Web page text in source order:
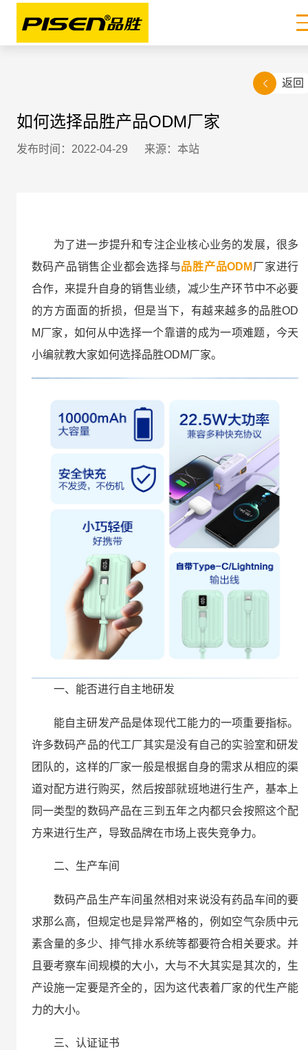
如何选择品胜产品ODM厂家
发布时间：2022-04-29 来源：本站
返回
为了进一步提升和专注企业核心业务的发展，很多
数码产品销售企业都会选择与品胜产品ODM ‍厂家进行
合作，来提升自身的销售业绩，减少生产环节中不必要
的方方面面的折损，但是当下，有越来越多的品胜OD
M厂家，如何从中选择一个靠谱的成为一项难题，今天
小编就教大家如何选择品胜ODM‍厂家。
一、能否进行自主地研发
能自主研发产品是体现代工能力的一项重要指标。
许多数码产品的代工厂其实是没有自己的实验室和研发
团队的，这样的厂家一般是根据自身的需求从相应的渠
道对配方进行购买，然后按部就班地进行生产，基本上
同一类型的数码产品在三到五年之内都只会按照这个配
方来进行生产，导致品牌在市场上丧失竞争力。
二、生产车间
数码产品生产车间虽然相对来说没有药品车间的要
求那么高，但规定也是异常严格的，例如空气杂质中元
素含量的多少、排气排水系统等都要符合相关要求。并
且要考察车间规模的大小，大与不大其实是其次的，生
产设施一定要是齐全的，因为这代表着厂家的代生产能
力的大小。
三、认证证书